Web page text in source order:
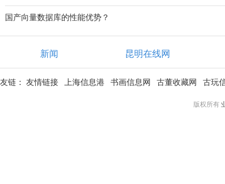
国产向量数据库的性能优势？
新闻 昆明在线网
友链： 友情链接 上海信息港 书画信息网 古董收藏网 古玩
版权所有